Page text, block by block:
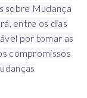
sobre Mudança
entre os dias
por tomar as
compromissos